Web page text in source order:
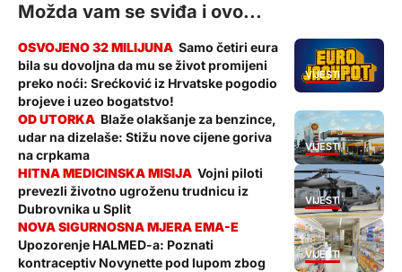
Možda vam se sviđa i ovo...
VIJESTI
Samo četiri eura
bila su dovoljna da mu se život promijeni
preko noći: Srećković iz Hrvatske pogodio
brojeve i uzeo bogatstvo!
VIJESTI
Blaže olakšanje za benzince,
udar na dizelaše: Stižu nove cijene goriva
na crpkama
VIJESTI
Vojni piloti
prevezli životno ugroženu trudnicu iz
Dubrovnika u Split
VIJESTI
Upozorenje HALMED-a: Poznati
kontraceptiv Novynette pod lupom zbog